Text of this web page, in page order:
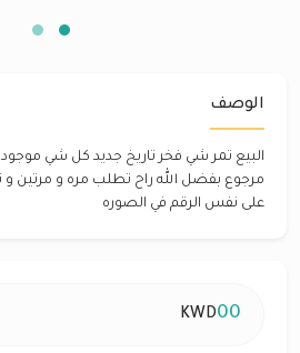
الوصف
البيع تمر شي فخر تاريخ جديد كل شي
مرجوع بفضل الله راح تطلب مره و مرتين و
على نفس الرقم في الصوره
00
KWD